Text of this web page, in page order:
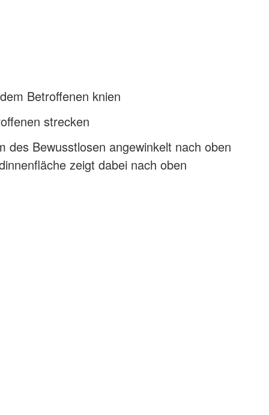
Betroffenen knien
strecken
des Bewusstlosen angewinkelt nach oben
zeigt dabei nach oben